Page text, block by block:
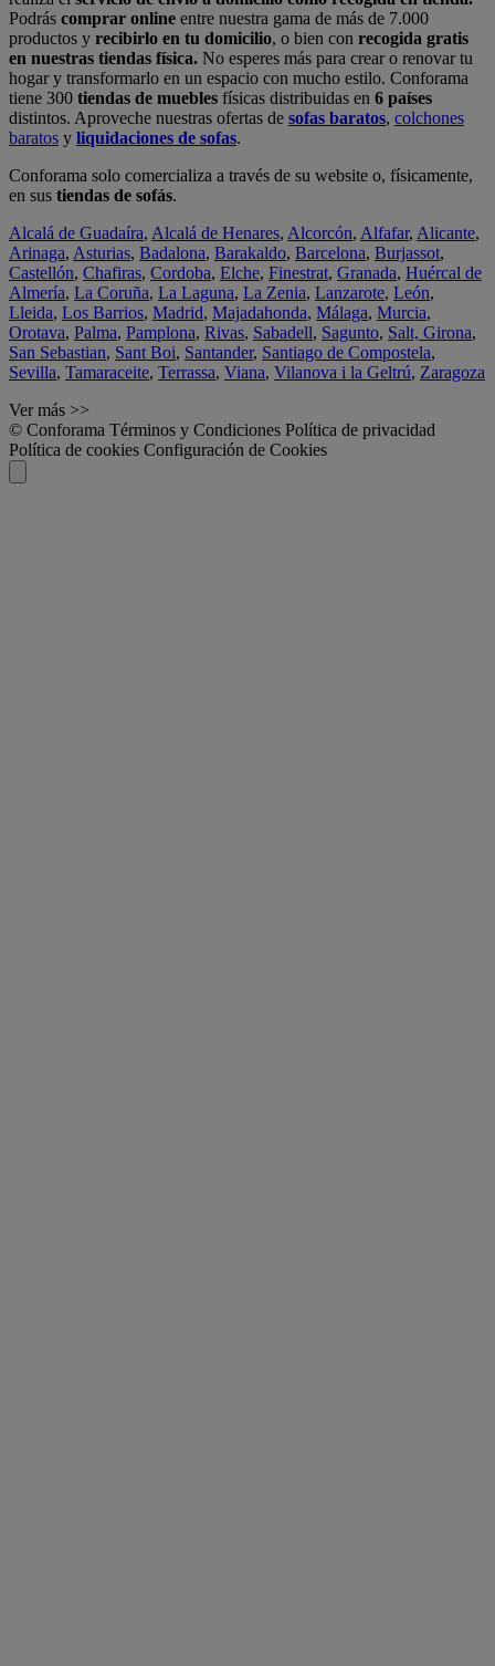
Podrás comprar online entre nuestra gama de más de 7.000
productos y recibirlo en tu domicilio, o bien con recogida gratis
en nuestras tiendas física. No esperes más para crear o renovar tu
hogar y transformarlo en un espacio con mucho estilo. Conforama
tiene 300 tiendas de muebles físicas distribuidas en 6 países
distintos. Aproveche nuestras ofertas de sofas baratos, colchones
baratos y liquidaciones de sofas.
Conforama solo comercializa a través de su website o, físicamente,
en sus tiendas de sofás.
Alcalá de Guadaíra, Alcalá de Henares, Alcorcón, Alfafar, Alicante,
Arinaga, Asturias, Badalona, Barakaldo, Barcelona, Burjassot,
Castellón, Chafiras, Cordoba, Elche, Finestrat, Granada, Huércal de
Almería, La Coruña, La Laguna, La Zenia, Lanzarote, León,
Lleida, Los Barrios, Madrid, Majadahonda, Málaga, Murcia,
Orotava, Palma, Pamplona, Rivas, Sabadell, Sagunto, Salt, Girona,
San Sebastian, Sant Boi, Santander, Santiago de Compostela,
Sevilla, Tamaraceite, Terrassa, Viana, Vilanova i la Geltrú, Zaragoza
Ver más >>
© Conforama Términos y Condiciones Política de privacidad
Política de cookies Configuración de Cookies